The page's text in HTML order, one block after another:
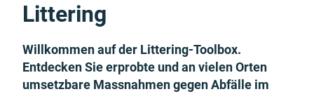
Littering
Willkommen auf der Littering-Toolbox.
Entdecken Sie erprobte und an vielen Orten
umsetzbare Massnahmen gegen Abfälle im